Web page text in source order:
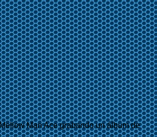
Man Ace grabando un álbum de